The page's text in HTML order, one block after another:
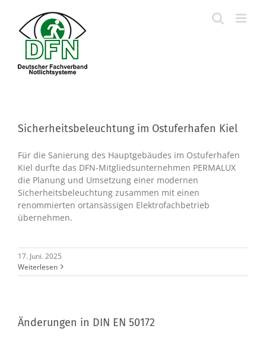
content
Sicherheitsbeleuchtung im Ostuferhafen Kiel
Für die Sanierung des Hauptgebäudes im Ostuferhafen
Kiel durfte das DFN-Mitgliedsunternehmen PERMALUX
die Planung und Umsetzung einer modernen
Sicherheitsbeleuchtung zusammen mit einen
renommierten ortansässigen Elektrofachbetrieb
übernehmen.
17. Juni. 2025
Weiterlesen
Änderungen in DIN EN 50172